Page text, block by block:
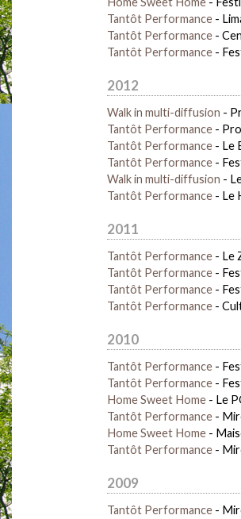
Tantôt Performance -
Tantôt Performance -
Tantôt Performance -
2012
Walk in multi-diffusion -
Tantôt Performance -
Tantôt Performance - Le
Tantôt Performance -
Walk in multi-diffusion -
Tantôt Performance - Le
2011
Tantôt Performance - Le
Tantôt Performance -
Tantôt Performance -
Tantôt Performance -
2010
Tantôt Performance -
Tantôt Performance -
Home Sweet Home - Le
Tantôt Performance -
Home Sweet Home -
Tantôt Performance -
2009
Tantôt Performance -